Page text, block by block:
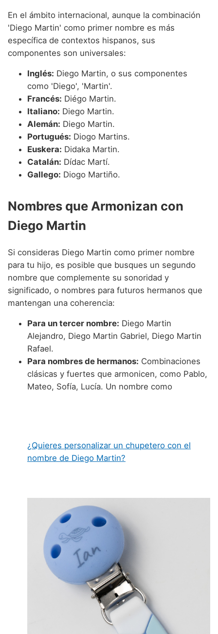
En el ámbito internacional, aunque la combinación
'Diego Martin' como primer nombre es más
específica de contextos hispanos, sus
componentes son universales:
Inglés: Diego Martin, o sus componentes
como 'Diego', 'Martin'.
Francés: Diégo Martin.
Italiano: Diego Martin.
Alemán: Diego Martin.
Portugués: Diogo Martins.
Euskera: Didaka Martin.
Catalán: Dídac Martí.
Gallego: Diogo Martiño.
Nombres que Armonizan con
Diego Martin
Si consideras Diego Martin como primer nombre
para tu hijo, es posible que busques un segundo
nombre que complemente su sonoridad y
significado, o nombres para futuros hermanos que
mantengan una coherencia:
Para un tercer nombre: Diego Martin
Alejandro, Diego Martin Gabriel, Diego Martin
Rafael.
Para nombres de hermanos: Combinaciones
clásicas y fuertes que armonicen, como Pablo,
Mateo, Sofía, Lucía. Un nombre como
¿Quieres personalizar un chupetero con el
nombre de Diego Martin?